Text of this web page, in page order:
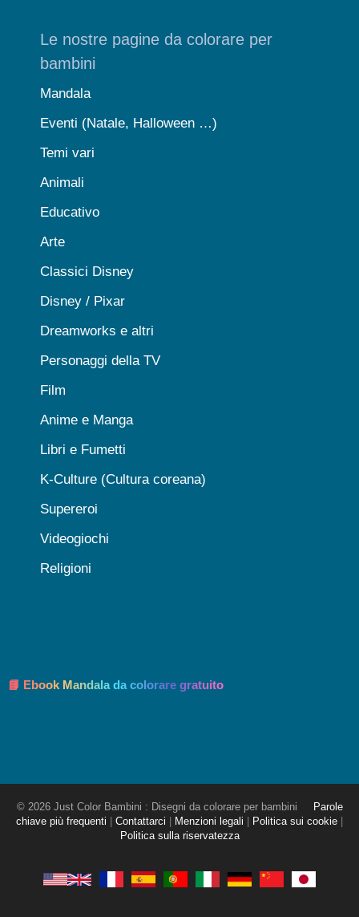
Le nostre pagine da colorare per
bambini
Mandala
Eventi (Natale, Halloween …)
Temi vari
Animali
Educativo
Arte
Classici Disney
Disney / Pixar
Dreamworks e altri
Personaggi della TV
Film
Anime e Manga
Libri e Fumetti
K-Culture (Cultura coreana)
Supereroi
Videogiochi
Religioni
📘 Ebook Mandala da colorare gratuito
© 2026 Just Color Bambini : Disegni da colorare per bambini
Parole
chiave più frequenti
Contattarci Menzioni legali Politica sui cookie
Politica sulla riservatezza